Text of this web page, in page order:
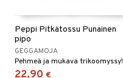
Peppi Pitkätossu Punainen
pipo
GEGGAMOJA
Pehmeä ja mukava trikoomyssy!
22,90 €